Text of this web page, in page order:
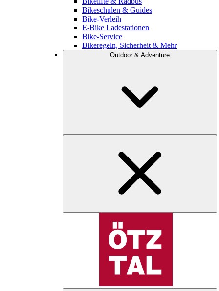
Bikeschulen & Guides
Bike-Verleih
E-Bike Ladestationen
Bike-Service
Bikeregeln, Sicherheit & Mehr
Outdoor & Adventure